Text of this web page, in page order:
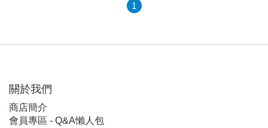
1
關於我們
商店簡介
會員專區 - Q&A懶人包